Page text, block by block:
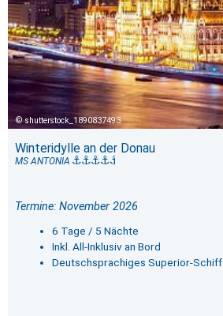
shutterstock_1890837493
Winteridylle an der Donau
MS ANTONIA
Termine: November 2026
6 Tage / 5 Nächte
Inkl. All-Inklusiv an Bord
Deutschsprachiges Superior-Schiff